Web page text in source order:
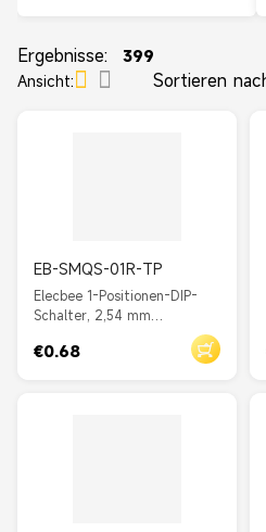
12
5
Ergebnisse:
399
Ansicht:
Sortieren
EB-SMQS-01R-TP
Elecbee 1-Positionen-DIP-
Schalter, 2,54 mm
Rastermaß, Durchgangsloch,
gerader Schieber, Rot
€0.68